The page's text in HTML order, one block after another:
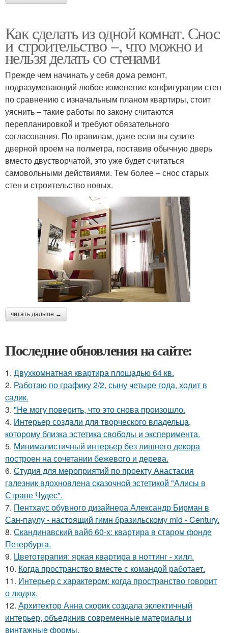
Как сделать из одной комнат. Снос
и строительство –, что можно и
нельзя делать со стенами
Прежде чем начинать у себя дома ремонт,
подразумевающий любое изменение конфигурации стен
по сравнению с изначальным планом квартиры, стоит
уяснить – такие работы по закону считаются
перепланировкой и требуют обязательного
согласования. По правилам, даже если вы сузите
дверной проем на полметра, поставив обычную дверь
вместо двустворчатой, это уже будет считаться
самовольными действиями. Тем более – снос старых
стен и строительство новых.
читать дальше →
Последние обновления на сайте:
1. Двухкомнатная квартира площадью 64 кв.
2. Работаю по графику 2/2, сыну четыре года, ходит в
садик.
3. "Не могу поверить, что это снова произошло.
4. Интерьер создали для творческого владельца,
которому близка эстетика свободы и эксперимента.
5. Минималистичный интерьер без лишнего декора
построен на сочетании бежевого и дерева.
6. Студия для мероприятий по проекту Анастасия
галезник вдохновлена сказочной эстетикой "Алисы в
Стране Чудес".
7. Пентхаус обувного дизайнера Александр Бирман в
Сан-паулу - настоящий гимн бразильскому mid - Century.
8. Скандинавский вайб 60-х: квартира в старом фонде
Петербурга.
9. Цветотерапия: яркая квартира в ноттинг - хилл.
10. Когда пространство вместе с командой работает.
11. Интерьер с характером: когда пространство говорит
о людях.
12. Архитектор Анна скорик создала эклектичный
интерьер, объединив современные материалы и
винтажные формы.